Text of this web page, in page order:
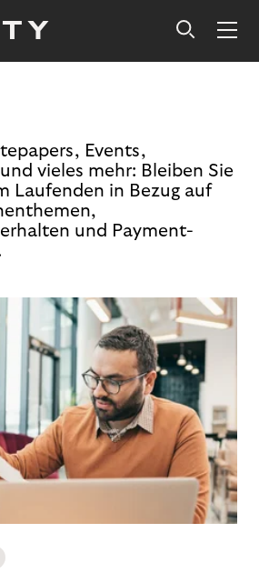
Events,
vieles mehr: Bleiben Sie
Laufenden in Bezug auf
und Payment-